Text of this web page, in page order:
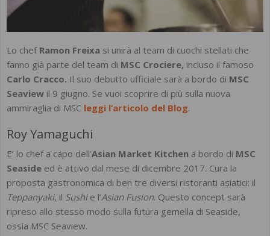
Lo chef Ramon Freixa si unirà al team di cuochi stellati che
fanno già parte del team di MSC Crociere, incluso il famoso
Carlo Cracco. Il suo debutto ufficiale sarà a bordo di MSC
Seaview il 9 giugno. Se vuoi scoprire di più sulla nuova
ammiraglia di MSC leggi l’articolo del Blog.
Roy Yamaguchi
E’ lo chef a capo dell’Asian Market Kitchen a bordo di MSC
Seaside ed è attivo dal mese di dicembre 2017. Cura la
proposta gastronomica di ben tre diversi ristoranti asiatici: il
Teppanyaki, il Sushie l’Asian Fusion. Questo concept sarà
ripreso allo stesso modo sulla futura gemella di Seaside,
ossia MSC Seaview.